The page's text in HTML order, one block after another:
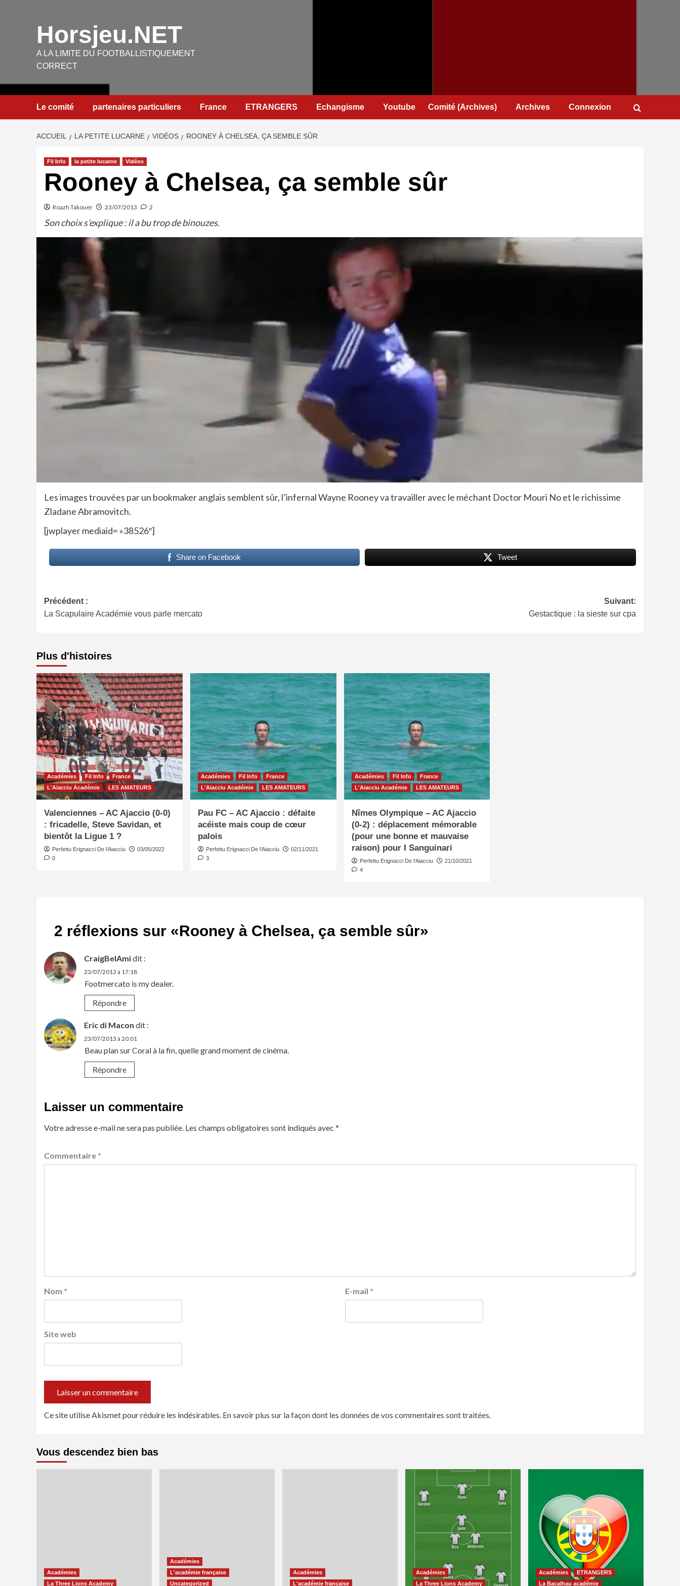
Horsjeu.NET
A LA LIMITE DU FOOTBALLISTIQUEMENT
CORRECT
Le comité partenaires particuliers France ETRANGERS Echangisme Youtube Comité (Archives) Archives Connexion
ACCUEIL LA PETITE LUCARNE VIDÉOS ROONEY À CHELSEA, ÇA SEMBLE SÛR
Fil Info la petite lucarne Vidéos
Rooney à Chelsea, ça semble sûr
Roazh Takouer 23/07/2013 2
Son choix s’explique : il a bu trop de binouzes.
Les images trouvées par un bookmaker anglais semblent sûr, l’infernal Wayne Rooney va travailler avec le méchant Doctor Mouri No et le richissime
Zladane Abramovitch.
[jwplayer mediaid= »38526″]
Share on Facebook Tweet
Navigation
d’article
Précédent :
La Scapulaire Académie vous parle mercato
Suivant:
Gestactique : la sieste sur cpa
Plus d'histoires
Académies Fil Info
France
L'Aiacciu Académie
LES AMATEURS
Valenciennes – AC Ajaccio (0-0)
: fricadelle, Steve Savidan, et
bientôt la Ligue 1 ?
Perfettu Erignacci De l'Aiacciu
03/05/2022
0
Académies Fil Info
France
L'Aiacciu Académie
LES AMATEURS
Pau FC – AC Ajaccio : défaite
acéiste mais coup de cœur
palois
Perfettu Erignacci De l'Aiacciu
02/11/2021
3
Académies Fil Info
France
L'Aiacciu Académie
LES AMATEURS
Nîmes Olympique – AC Ajaccio
(0-2) : déplacement mémorable
(pour une bonne et mauvaise
raison) pour I Sanguinari
Perfettu Erignacci De l'Aiacciu
21/10/2021
4
2 réflexions sur «Rooney à Chelsea, ça semble sûr»
CraigBelAmidit :
23/07/2013 à 17:18
Footmercato is my dealer.
Répondre
Eric di Macon dit :
23/07/2013 à 20:01
Beau plan sur Coral à la fin, quelle grand moment de cinéma.
Répondre
Laisser un commentaire
Votre adresse e-mail ne sera pas publiée. Les champs obligatoires sont indiqués avec *
Commentaire *
Nom * E-mail *
Site web
Ce site utilise Akismet pour réduire les indésirables. En savoir plus sur la façon dont les données de vos commentaires sont traitées.
Vous descendez bien bas
Académies
La Three Lions Academy
Académies
L'académie française
Uncategorized
Académies
L'académie française
Académies
La Three Lions Academy
Académies
ETRANGERS
La Bacalhau académie